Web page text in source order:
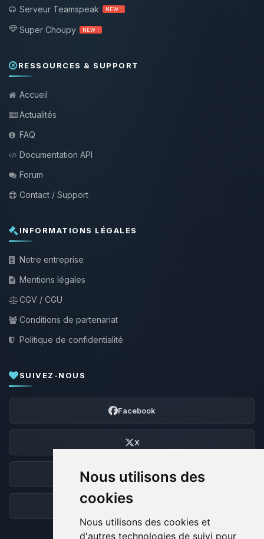
Nous utilisons des
cookies
Nous utilisons des cookies et
d'autres technologies de suivi pour
Serveur Teamspeak
NEW !
Super Choupy NEW !
RESSOURCES & SUPPORT
Accueil
Actualités
FAQ
Documentation API
Forum
Contact / Support
INFORMATIONS LÉGALES
Notre entreprise
Mentions légales
CGV / CGU
Conditions de partenariat
Politique de confidentialité
SUIVEZ-NOUS
Facebook
X
Discord
Forum